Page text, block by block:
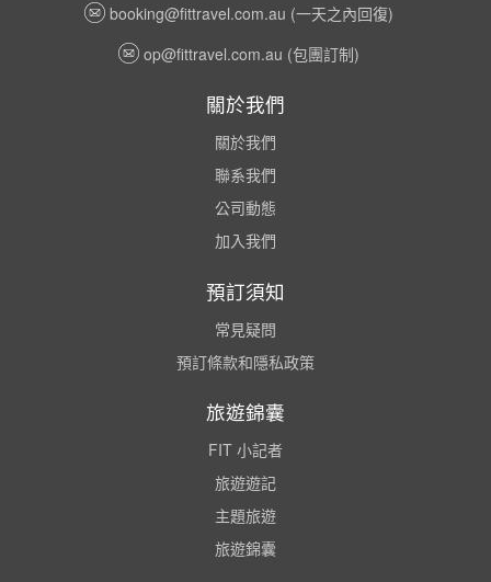
booking@fittravel.com.au (一天之內回復)
op@fittravel.com.au (包團訂制)
關於我們
關於我們
聯系我們
公司動態
加入我們
預訂須知
常見疑問
預訂條款和隱私政策
旅遊錦囊
FIT 小記者
旅遊遊記
主題旅遊
旅遊錦囊